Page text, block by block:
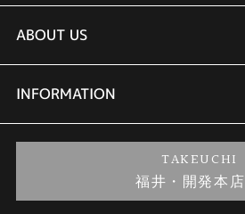
結婚指輪
セットリング
婚約ネックレス
金・プラチナのお取引
TAKEUCHI BRIDAL金沢本店情報
商品一覧
ブランドリスト
金澤指輪工房｜手作りペアリング
ABOUT US
会社概要
お客様の声
INFORMATION
TAKEUCHI
福井・開発本店